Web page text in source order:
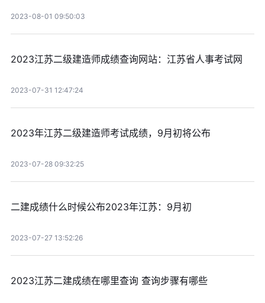
2023-08-01 09:50:03
2023江苏二级建造师成绩查询网站：江苏省人事考试网
2023-07-31 12:47:24
2023年江苏二级建造师考试成绩，9月初将公布
2023-07-28 09:32:25
二建成绩什么时候公布2023年江苏：9月初
2023-07-27 13:52:26
2023江苏二建成绩在哪里查询 查询步骤有哪些